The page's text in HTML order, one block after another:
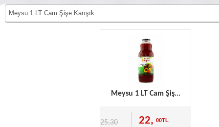
Meysu 1 LT Cam Şişe Karışık
Meysu 1 LT Cam Şiş...
25,30 22, 00TL